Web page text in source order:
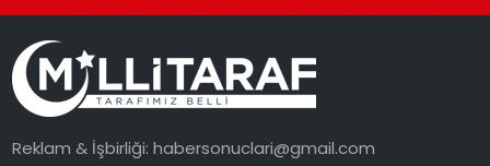
Reklam & İşbirliği:habersonuclari@gmail.com